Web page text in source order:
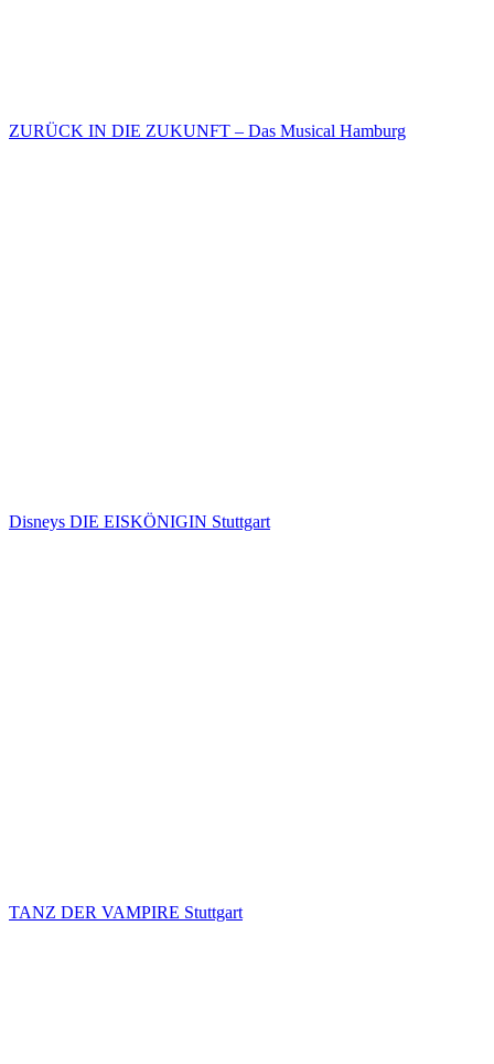
ZURÜCK IN DIE ZUKUNFT – Das Musical Hamburg
Disneys DIE EISKÖNIGIN Stuttgart
TANZ DER VAMPIRE Stuttgart